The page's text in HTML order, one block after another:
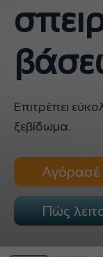
Επιτρέπει
ξεβίδωμα.
Πώς